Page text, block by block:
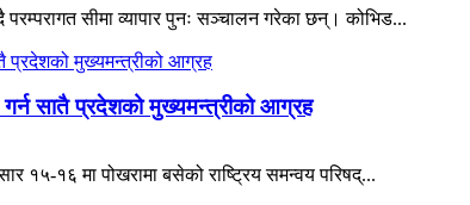
सीमा व्यापार पुनः सञ्चालन गरेका छन्। कोभिड...
गर्न सातै प्रदेशको मुख्यमन्त्रीको आग्रह
१५-१६ मा पोखरामा बसेको राष्ट्रिय समन्वय परिषद्‌...